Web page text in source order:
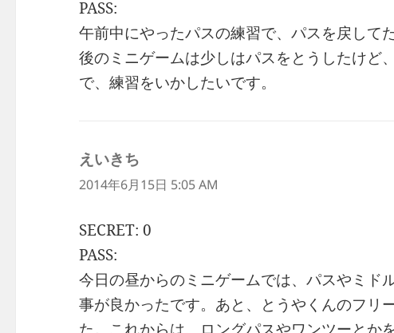
PASS:
午前中にやったパスの練習で、パスを戻して
後のミニゲームは少しはパスをとうしたけど
で、練習をいかしたいです。
えいきち
り:
2014年6月15日 5:05 AM
SECRET: 0
PASS:
今日の昼からのミニゲームでは、パスやミド
事が良かったです。あと、とうやくんのフリ
た。これからは、ロングパスやワンツーとか